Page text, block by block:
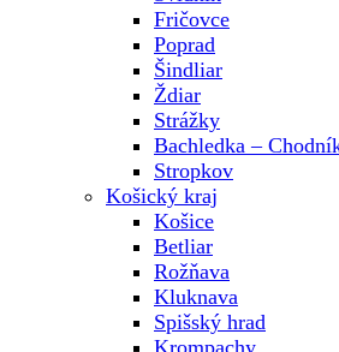
Fričovce
Poprad
Šindliar
Ždiar
Strážky
Bachledka –
Stropkov
Košický kraj
Košice
Betliar
Rožňava
Kluknava
Spišský hrad
Krompachy